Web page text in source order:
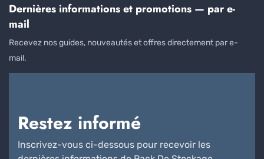
Dernières informations et promotions — par e-
mail
Recevez nos guides, nouveautés et offres directement par e-
mail.
Restez informé
Inscrivez-vous ci-dessous pour recevoir les